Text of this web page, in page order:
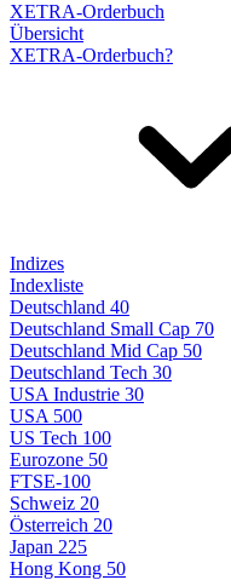
XETRA-Orderbuch
Übersicht
XETRA-Orderbuch?
Indizes
Indexliste
Deutschland 40
Deutschland Small Cap 70
Deutschland Mid Cap 50
Deutschland Tech 30
USA Industrie 30
USA 500
US Tech 100
Eurozone 50
FTSE-100
Schweiz 20
Österreich 20
Japan 225
Hong Kong 50